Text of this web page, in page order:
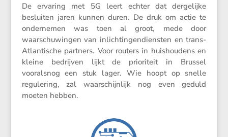
De ervaring met 5G leert echter dat derge­lijke
besluiten jaren kunnen duren. De druk om actie te
onder­nemen was toen al groot, mede door
waarschu­wingen van inlich­tin­gen­dien­sten en trans-
Atlan­ti­sche partners. Voor routers in huishou­dens en
kleine bedrijven lijkt de priori­teit in Brussel
vooralsnog een stuk lager. Wie hoopt op snelle
regule­ring, zal waarschijn­lijk nog even geduld
moeten hebben.